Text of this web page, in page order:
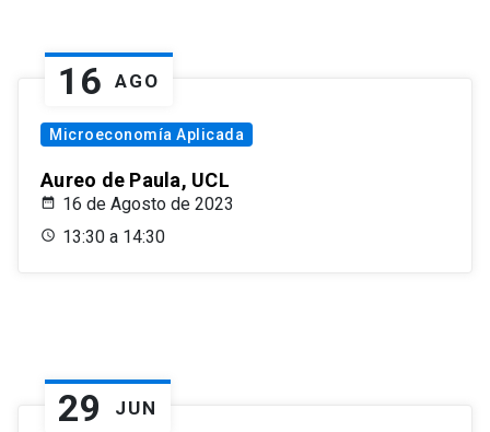
16 AGO
Microeconomía Aplicada
Aureo de Paula, UCL
16 de Agosto de 2023
13:30 a 14:30
29 JUN